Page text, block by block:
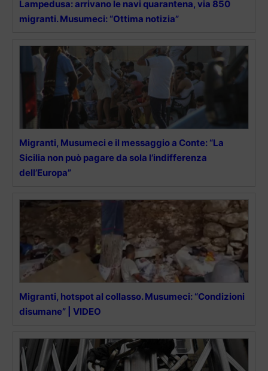
Lampedusa: arrivano le navi quarantena, via 850
migranti. Musumeci: “Ottima notizia”
Migranti, Musumeci e il messaggio a Conte: “La
Sicilia non può pagare da sola l’indifferenza
dell’Europa”
Migranti, hotspot al collasso. Musumeci: “Condizioni
disumane” | VIDEO